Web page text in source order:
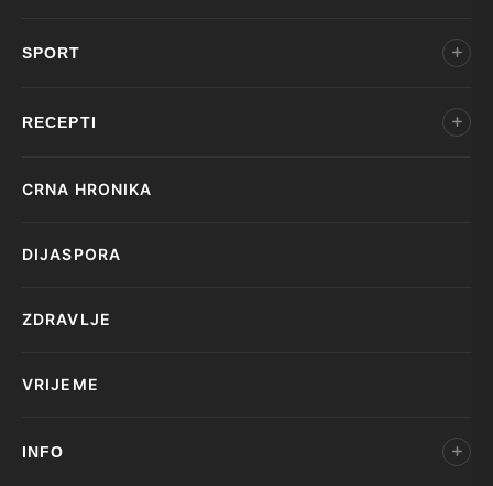
SPORT
RECEPTI
CRNA HRONIKA
DIJASPORA
ZDRAVLJE
VRIJEME
INFO